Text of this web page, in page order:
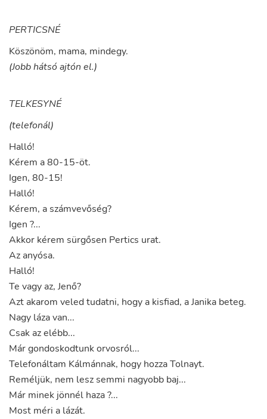
PERTICSNÉ
Köszönöm, mama, mindegy.
(Jobb hátsó ajtón el.)
TELKESYNÉ
(telefonál)
Halló!
Kérem a80-15-öt.
Igen, 80-15!
Halló!
Kérem, aszámvevőség?
Igen ?...
Akkor kérem sürgősen Pertics urat.
Az anyósa.
Halló!
Te vagy az, Jenő?
Azt akarom veled tudatni, hogy a kisfiad, aJanika beteg.
Nagy lázavan...
Csak azelébb...
Márgondoskodtunkorvosról...
Telefonáltam Kálmánnak, hogy hozzaTolnayt.
Reméljük, nem leszsemmi nagyobb baj...
Már minek jönnél haza?...
Most méri a lázát.